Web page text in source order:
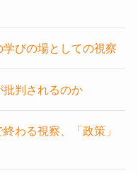
びの場としての視察
判されるのか
わる視察、「政策」